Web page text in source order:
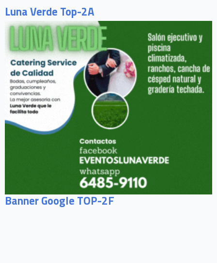
Luna Verde Top-2A
Banner Google TOP-2F